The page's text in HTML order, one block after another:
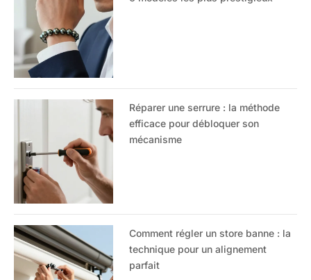
Réparer une serrure : la méthode
efficace pour débloquer son
mécanisme
Comment régler un store banne : la
technique pour un alignement
parfait